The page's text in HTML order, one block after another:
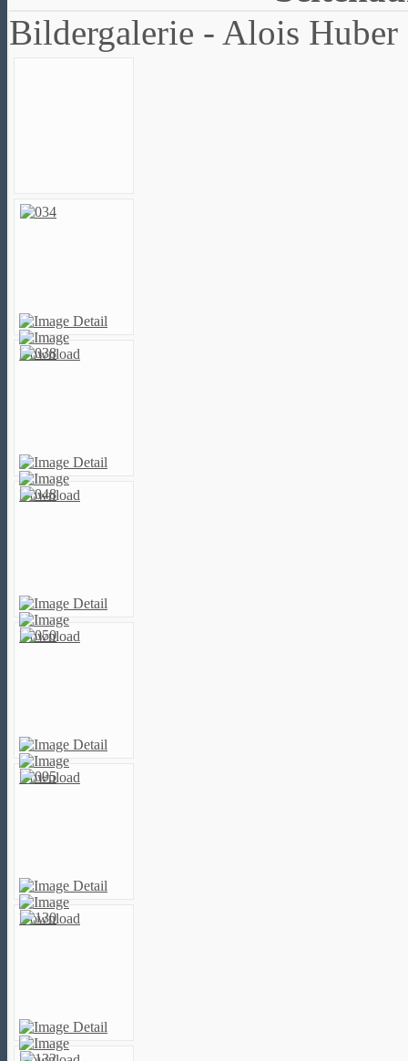
Bildergalerie - Alois Huber